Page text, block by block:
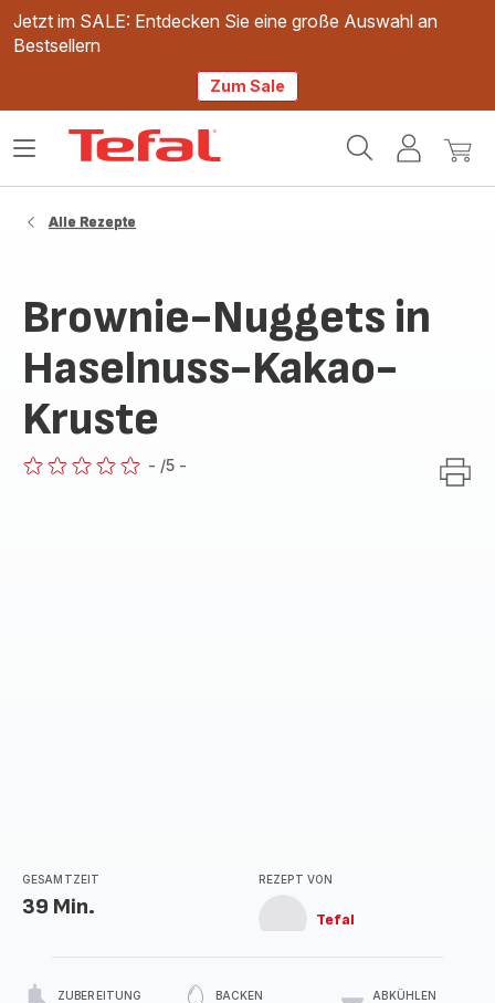
Jetzt im SALE: Entdecken Sie eine große Auswahl an
Bestsellern
Zum Sale
Mein
Mein
Das
Alle Rezepte
Brownie-Nuggets in
Haselnuss-Kakao-
Kruste
- /5 -
GESAMTZEIT
39 Min.
REZEPT VON
Tefal
ZUBEREITUNG BACKEN ABKÜHLEN